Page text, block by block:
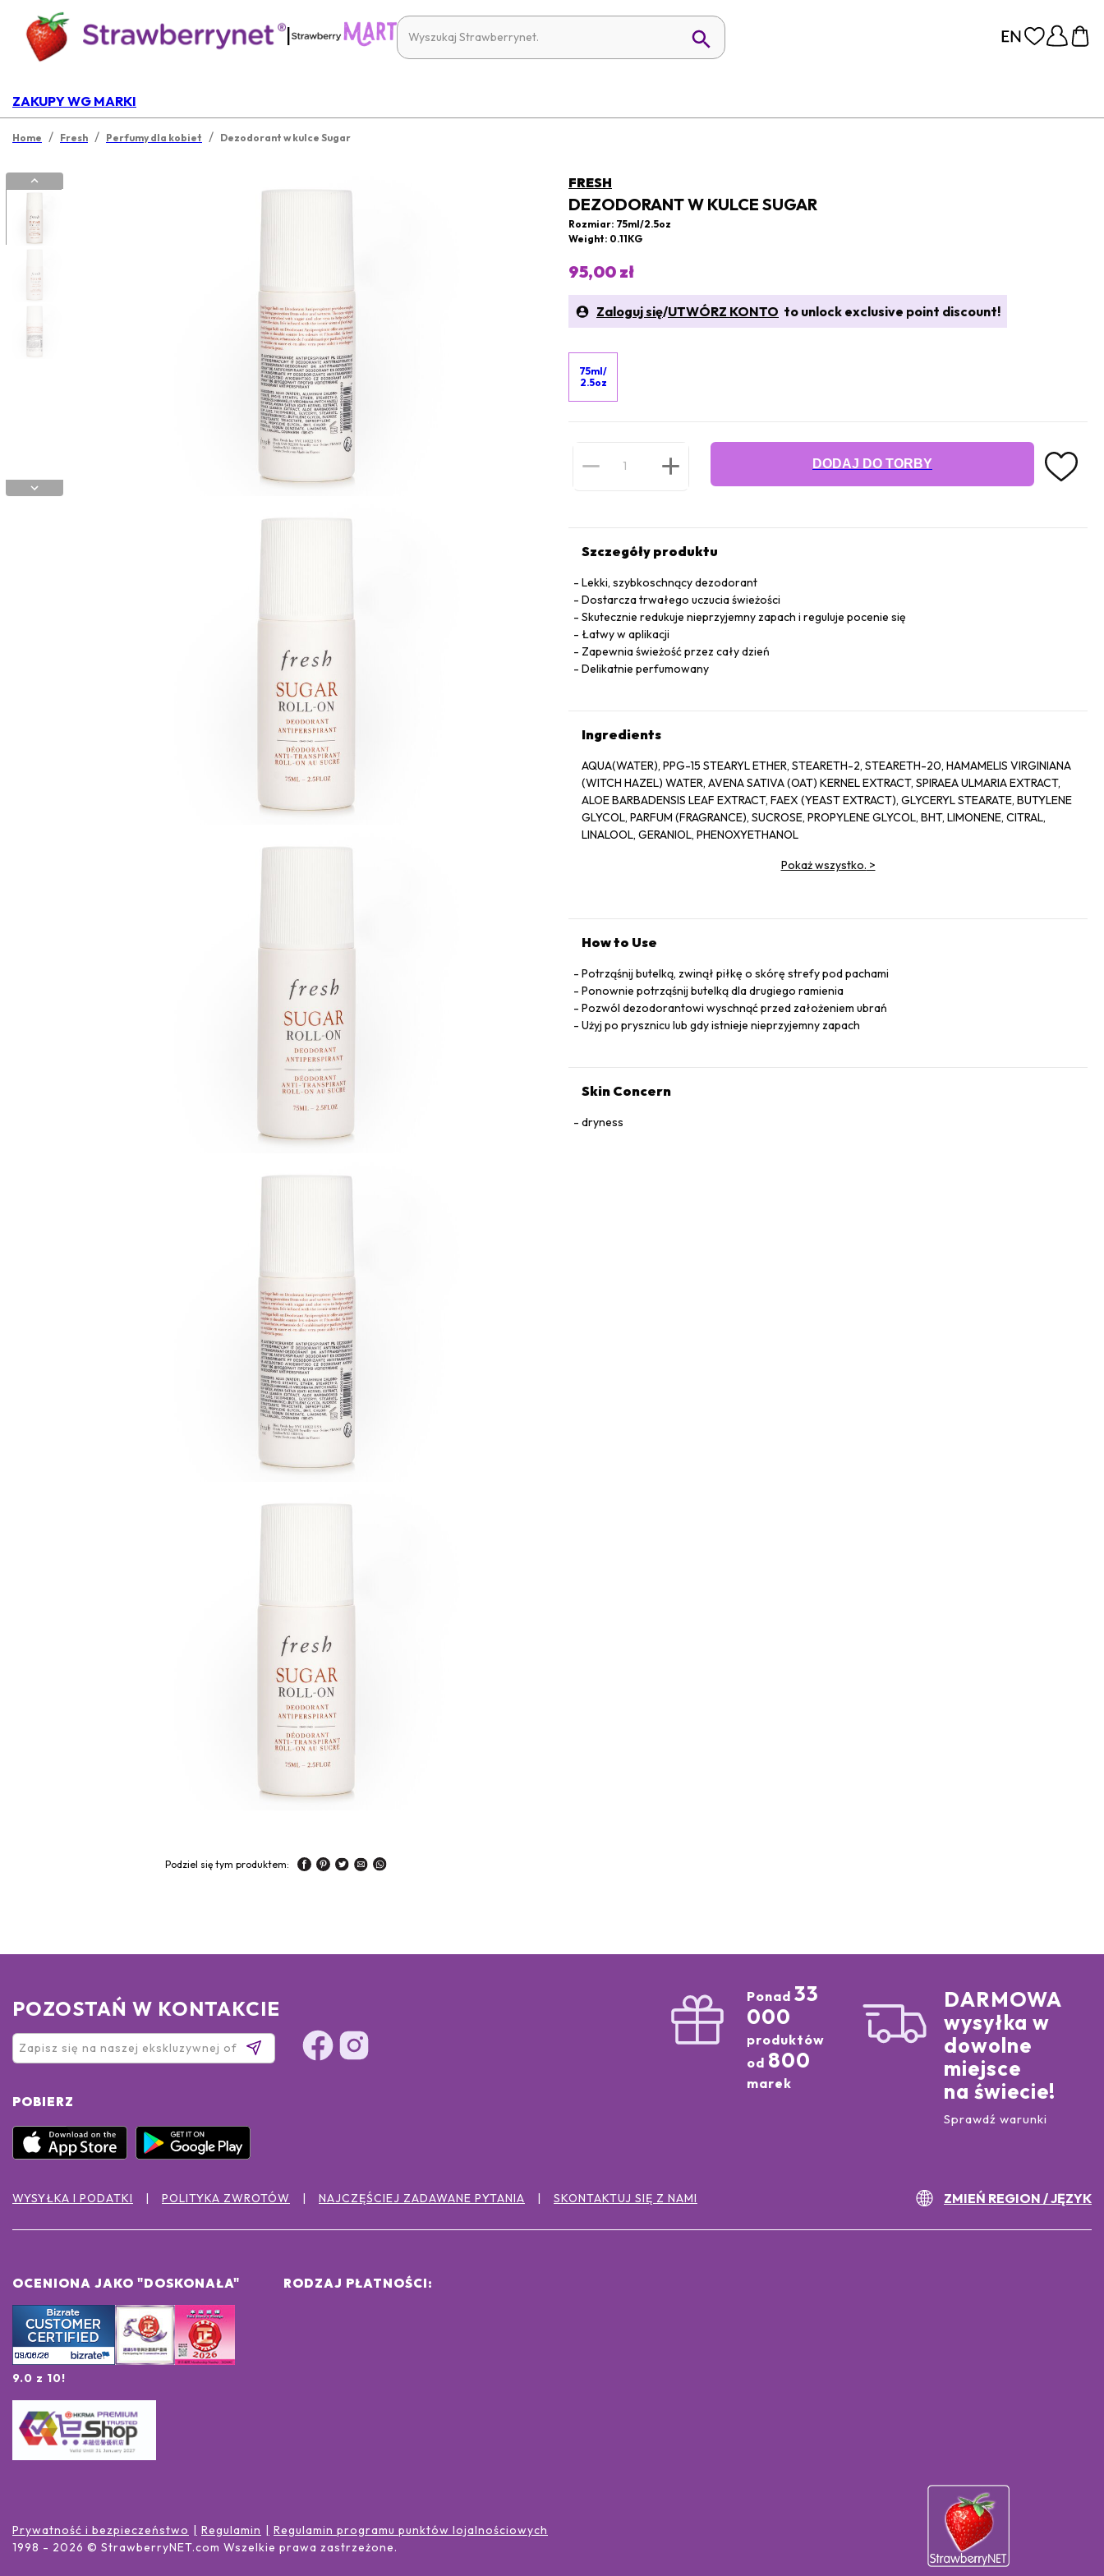
|
ZAKUPY WG MARKI
Home / Fresh / Perfumy dla kobiet / Dezodorant w kulce Sugar
Podziel się tym produktem:
FRESH
DEZODORANT W KULCE SUGAR
Rozmiar: 75ml/2.5oz
Weight: 0.11KG
95,00 zł
Zaloguj się/UTWÓRZ KONTO to unlock exclusive point discount!
75ml/
2.5oz
DODAJ DO TORBY
Szczegóły produktu
Lekki, szybkoschnący dezodorant
Dostarcza trwałego uczucia świeżości
Skutecznie redukuje nieprzyjemny zapach i reguluje pocenie się
Łatwy w aplikacji
Zapewnia świeżość przez cały dzień
Delikatnie perfumowany
Ingredients
AQUA(WATER), PPG-15 STEARYL ETHER, STEARETH-2, STEARETH-20, HAMAMELIS VIRGINIANA
(WITCH HAZEL) WATER, AVENA SATIVA (OAT) KERNEL EXTRACT, SPIRAEA ULMARIA EXTRACT,
ALOE BARBADENSIS LEAF EXTRACT, FAEX (YEAST EXTRACT), GLYCERYL STEARATE, BUTYLENE
GLYCOL, PARFUM (FRAGRANCE), SUCROSE, PROPYLENE GLYCOL, BHT, LIMONENE, CITRAL,
LINALOOL, GERANIOL, PHENOXYETHANOL
Pokaż wszystko. >
How to Use
Potrząśnij butelką, zwinął piłkę o skórę strefy pod pachami
Ponownie potrząśnij butelką dla drugiego ramienia
Pozwól dezodorantowi wyschnąć przed założeniem ubrań
Użyj po prysznicu lub gdy istnieje nieprzyjemny zapach
Skin Concern
dryness
POZOSTAŃ W KONTAKCIE
POBIERZ
Ponad 33
000
produktów
od 800
marek
DARMOWA
wysyłka w
dowolne
miejsce
na świecie!
Sprawdź warunki
WYSYŁKA I PODATKI POLITYKA ZWROTÓW NAJCZĘŚCIEJ ZADAWANE PYTANIA SKONTAKTUJ SIĘ Z NAMI ZMIEŃ REGION / JĘZYK
OCENIONA JAKO "DOSKONAŁA"
9.0 z 10!
RODZAJ PŁATNOŚCI:
Prywatność i bezpieczeństwo Regulamin
Regulamin programu punktów lojalnościowych
1998 - 2026 © StrawberryNET.com Wszelkie prawa zastrzeżone.